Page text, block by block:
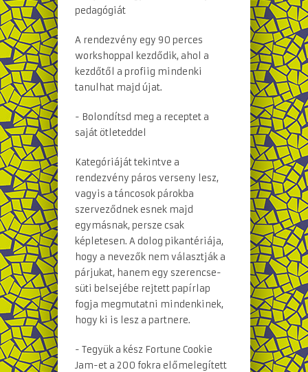
pedagógiát
A rendezvény egy 90 perces
workshoppal kezdődik, ahol a
kezdőtől a profiig mindenki
tanulhat majd újat.
- Bolondítsd meg a receptet a
saját ötleteddel
Kategóriáját tekintve a
rendezvény páros verseny lesz,
vagyis a táncosok párokba
szerveződnek esnek majd
egymásnak, persze csak
képletesen. A dolog pikantériája,
hogy a nevezők nem választják a
párjukat, hanem egy szerencse-
süti belsejébe rejtett papírlap
fogja megmutatni mindenkinek,
hogy ki is lesz a partnere.
- Tegyük a kész Fortune Cookie
Jam-et a 200 fokra előmelegített